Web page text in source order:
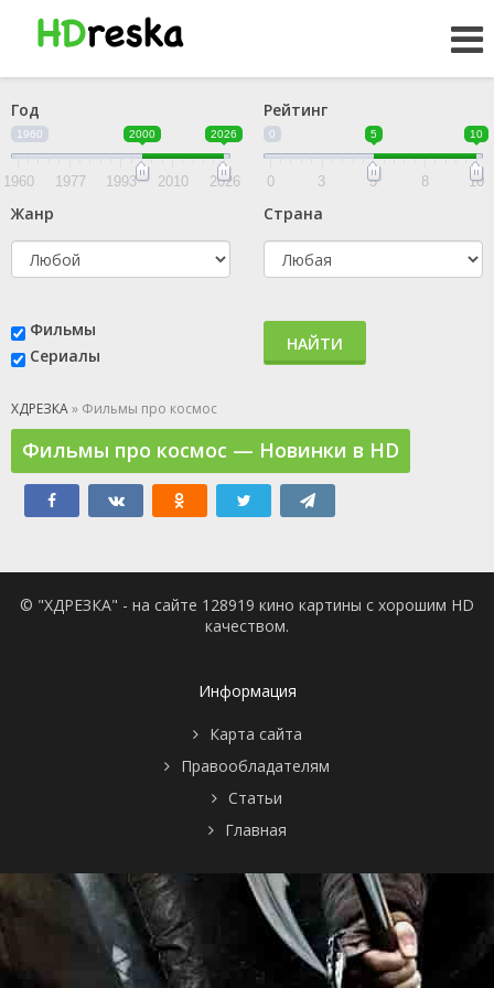
Год
1960 2000 2026
1960 1977 1993 2010 2026
Рейтинг
0 5 10
0 3 5 8 10
Жанр Страна
Фильмы
Сериалы
НАЙТИ
ХДРЕЗКА» Фильмы про космос
Фильмы про космос — Новинки в HD
© "ХДРЕЗКА" - на сайте 128919 кино картины с хорошим HD
качеством.
Информация
Карта сайта
Правообладателям
Статьи
Главная